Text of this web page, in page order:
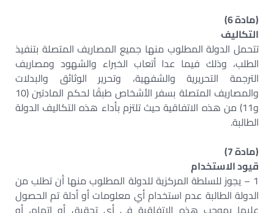
(مادة 6)
التكاليف
تتحمل الدولة المطلوب منها جميع المصاريف المتصلة بتنفيذ
الطلب، وذلك فيما عدا أتعاب الخبراء والشهود ومصاريف
الترجمة التحريرية والشفهية، وتحرير الوثائق والبدلات
والمصاريف المتصلة بسفر الأشخاص طبقًا لحكم المادتين (10
و11) من هذه الاتفاقية حيث تلتزم بأداء هذه التكاليف الدولة
الطالبة.
(مادة 7)
قيود الاستخدام
1 – يجوز للسلطة المركزية للدولة المطلوب منها أن تطلب من
الدولة الطالبة عدم استخدام أي معلومات أو أدلة تم الحصول